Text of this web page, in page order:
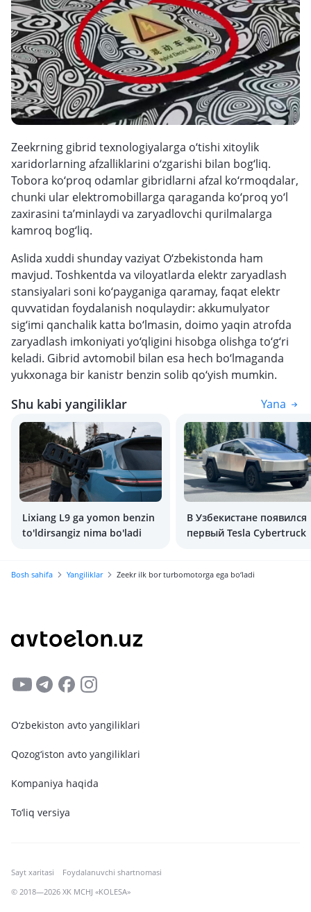
Zeekrning gibrid texnologiyalarga o‘tishi xitoylik
xaridorlarning afzalliklarini o‘zgarishi bilan bog‘liq.
Tobora ko‘proq odamlar gibridlarni afzal ko‘rmoqdalar,
chunki ular elektromobillarga qaraganda ko‘proq yo‘l
zaxirasini ta’minlaydi va zaryadlovchi qurilmalarga
kamroq bog‘liq.
Aslida xuddi shunday vaziyat O‘zbekistonda ham
mavjud. Toshkentda va viloyatlarda elektr zaryadlash
stansiyalari soni ko‘payganiga qaramay, faqat elektr
quvvatidan foydalanish noqulaydir: akkumulyator
sig‘imi qanchalik katta bo‘lmasin, doimo yaqin atrofda
zaryadlash imkoniyati yo‘qligini hisobga olishga to‘g‘ri
keladi. Gibrid avtomobil bilan esa hech bo‘lmaganda
yukxonaga bir kanistr benzin solib qo‘yish mumkin.
Shu kabi yangiliklar Yana
Lixiang L9 ga yomon benzin
to'ldirsangiz nima bo'ladi
В Узбекистане появился
первый Tesla Cybertruck
Bosh sahifa Yangiliklar Zeekr ilk bor turbomotorga ega bo‘ladi
O‘zbekiston avto yangiliklari
Qozog‘iston avto yangiliklari
Kompaniya haqida
To‘liq versiya
Sayt xaritasi
Foydalanuvchi shartnomasi
© 2018—2026 XK MCHJ «KOLESA»